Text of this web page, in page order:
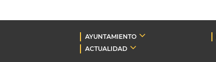
AYUNTAMIENTO
ACTUALIDAD